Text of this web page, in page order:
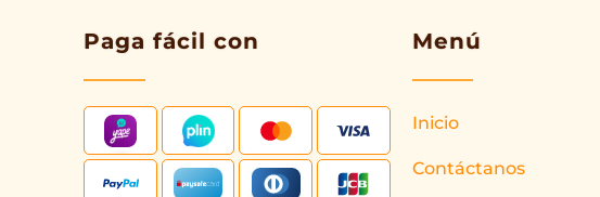
Paga fácil con Menú
Inicio
Contáctanos